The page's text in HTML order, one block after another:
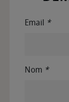
Email *
Nom *